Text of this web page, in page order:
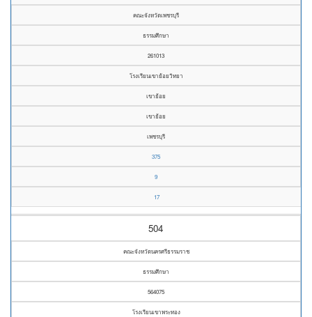
คณะจังหวัดเพชรบุรี
ธรรมศึกษา
261013
โรงเรียนเขาย้อยวิทยา
เขาย้อย
เขาย้อย
เพชรบุรี
375
9
17
504
คณะจังหวัดนครศรีธรรมราช
ธรรมศึกษา
564075
โรงเรียนเขาพระทอง